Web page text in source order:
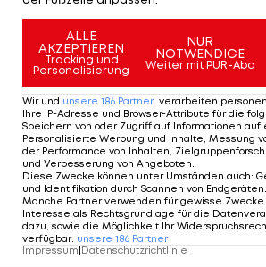
laut Klub "erhebliche
Dadurch sei der Eindruck
Projekt in dieser Form letztlich
und die Gespräche "offenbar
waren". Weil es "weder ein
Projektmanagement noch das
professionellen Umsetzung"
das "Projekt Nachwuchs-Traun"
NWZ soll an anderer Stelle
ALLE
AKZEPTIEREN
Tracking und
Personalisierung
NUR
NOTWENDIGE
Weiter mit PUR-Abo
Wir und unsere 186 Partner verarbeiten
Ihre IP-Adresse und Browser-Attribute für die
Speichern von oder Zugriff auf Informationen auf
Personalisierte Werbung und Inhalte, Messung
der Performance von Inhalten,
und Verbesserung von Angeboten
Diese Zwecke können unter Umständen auch:
und Identifikation durch Scannen von Endgeräten
Manche Partner verwenden für gewisse
Interesse als Rechtsgrundlage für die
dazu, sowie die Möglichkeit Ihr
verfügbar: unsere 186 Partner
Impressum|Datenschutzrichtlinie